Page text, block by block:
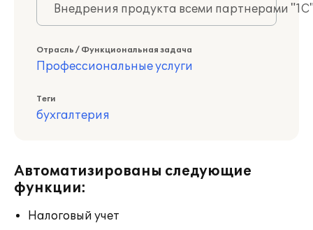
Внедрения продукта всеми партнерами
Отрасль / Функциональная задача
Профессиональные услуги
Теги
бухгалтерия
Автоматизированы следующие
функции:
Налоговый учет